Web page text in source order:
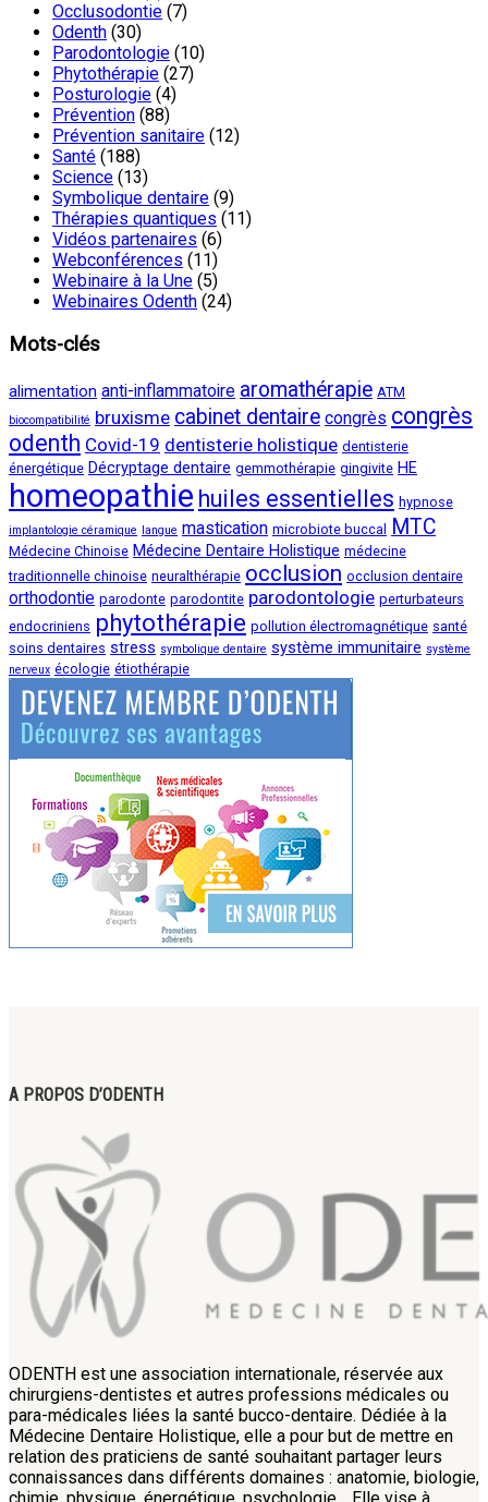
Occlusodontie (7)
Odenth (30)
Parodontologie (10)
Phytothérapie (27)
Posturologie (4)
Prévention (88)
Prévention sanitaire (12)
Santé (188)
Science (13)
Symbolique dentaire (9)
Thérapies quantiques (11)
Vidéos partenaires (6)
Webconférences (11)
Webinaire à la Une (5)
Webinaires Odenth (24)
Mots-clés
alimentation anti-inflammatoire aromathérapie ATM
biocompatibilité bruxisme cabinet dentaire congrès congrès
odenth Covid-19 dentisterie holistique dentisterie
énergétique Décryptage dentaire gemmothérapie gingivite HE
homeopathie huiles essentielles hypnose
implantologie céramique langue mastication microbiote buccal MTC
Médecine Chinoise Médecine Dentaire Holistique médecine
traditionnelle chinoise neuralthérapie occlusion occlusion dentaire
orthodontie parodonte parodontite parodontologie perturbateurs
endocriniens phytothérapie pollution électromagnétique santé
soins dentaires stress symbolique dentaire système immunitaire système
nerveux écologie étiothérapie
A PROPOS D’ODENTH
ODENTH est une association internationale, réservée aux
chirurgiens-dentistes et autres professions médicales ou
para-médicales liées la santé bucco-dentaire. Dédiée à la
Médecine Dentaire Holistique, elle a pour but de mettre en
relation des praticiens de santé souhaitant partager leurs
connaissances dans différents domaines : anatomie, biologie,